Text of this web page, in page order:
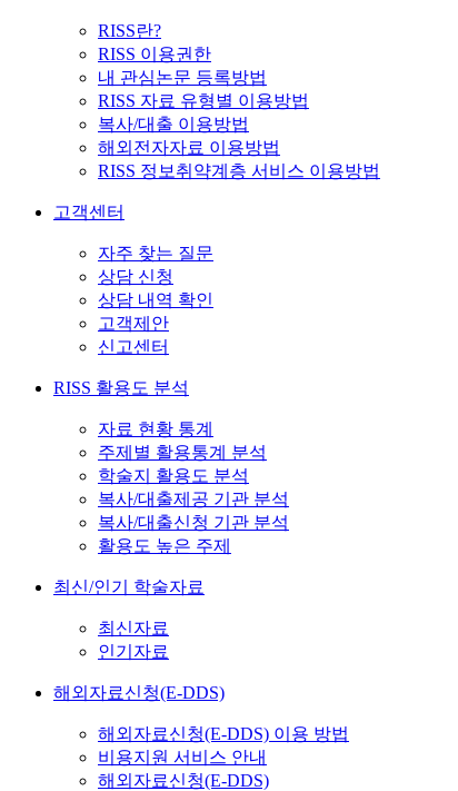
RISS란?
RISS 이용권한
내 관심논문 등록방법
RISS 자료 유형별 이용방법
복사/대출 이용방법
해외전자자료 이용방법
RISS 정보취약계층 서비스 이용방법
고객센터
자주 찾는 질문
상담 신청
상담 내역 확인
고객제안
신고센터
RISS 활용도 분석
자료 현황 통계
주제별 활용통계 분석
학술지 활용도 분석
복사/대출제공 기관 분석
복사/대출신청 기관 분석
활용도 높은 주제
최신/인기 학술자료
최신자료
인기자료
해외자료신청(E-DDS)
해외자료신청(E-DDS) 이용 방법
비용지원 서비스 안내
해외자료신청(E-DDS)